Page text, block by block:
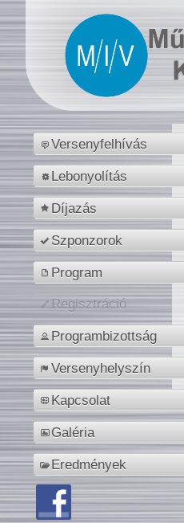
Versenyfelhívás
Lebonyolítás
Díjazás
Szponzorok
Program
Regisztráció
Programbizottság
Versenyhelyszín
Kapcsolat
Galéria
Eredmények